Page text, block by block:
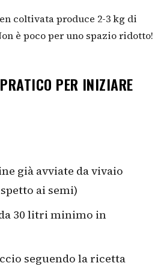
coltivata produce 2-3 kg di
è poco per uno spazio ridotto!
PER INIZIARE
già avviate da vivaio
ai semi)
30 litri minimo in
seguendo la ricetta